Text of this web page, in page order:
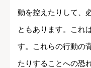
動を控えたりして、
ともあります。これ
す。これらの行動の
たりすることへの恐